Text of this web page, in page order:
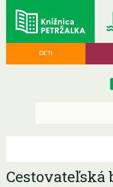
DETI
Cestovateľská